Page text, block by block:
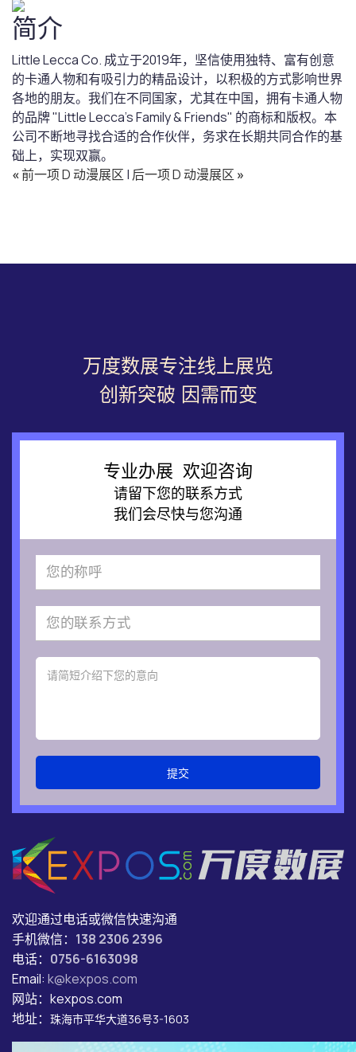
简介
Little Lecca Co. 成立于2019年，坚信使用独特、富有创意
的卡通人物和有吸引力的精品设计，以积极的方式影响世界
各地的朋友。我们在不同国家，尤其在中国，拥有卡通人物
的品牌 "Little Lecca's Family & Friends" 的商标和版权。本
公司不断地寻找合适的合作伙伴，务求在长期共同合作的基
础上，实现双赢。
«前一项 D 动漫展区 | 后一项 D 动漫展区 »
万度数展专注线上展览
创新突破 因需而变
专业办展 欢迎咨询
请留下您的联系方式
我们会尽快与您沟通
提交
欢迎通过电话或微信快速沟通
手机微信： 138 2306 2396
电话： 0756-6163098
Email: k@kexpos.com
网站：kexpos.com
地址： 珠海市平华大道36号3-1603